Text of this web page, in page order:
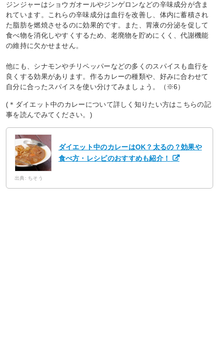
ジンジャーはショウガオールやジンゲロンなどの辛味成分が含ま
れています。これらの辛味成分は血行を改善し、体内に蓄積され
た脂肪を燃焼させるのに効果的です。また、胃液の分泌を促して
食べ物を消化しやすくするため、老廃物を貯めにくく、代謝機能
の維持に欠かせません。
他にも、シナモンやチリペッパーなどの多くのスパイスも血行を
良くする効果があります。作るカレーの種類や、好みに合わせて
自分に合ったスパイスを使い分けてみましょう。（※6）
(＊ダイエット中のカレーについて詳しく知りたい方はこちらの記
事を読んでみてください。)
ダイエット中のカレーはOK？太るの？効果や
食べ方・レシピのおすすめも紹介！
出典: ちそう